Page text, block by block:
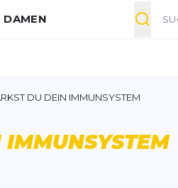
DAMEN
DU DEIN IMMUNSYSTEM